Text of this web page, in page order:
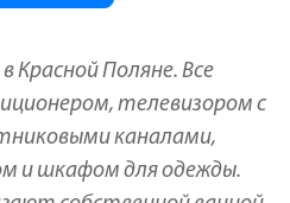
Красной Поляне. Все
телевизором с
каналами,
и шкафом для одежды.